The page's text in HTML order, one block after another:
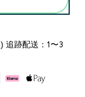
追跡配送：1〜3